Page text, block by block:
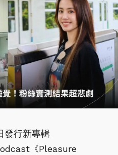
發行新專輯
《Pleasure